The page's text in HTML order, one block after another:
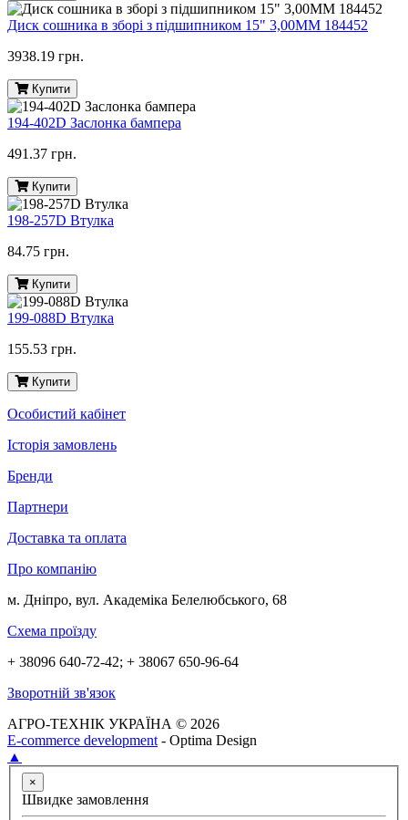
Диск сошника в зборі з підшипником 15" 3,00MM 184452
3938.19 грн.
Купити
194-402D Заслонка бампера
491.37 грн.
Купити
198-257D Втулка
84.75 грн.
Купити
199-088D Втулка
155.53 грн.
Купити
Особистий кабінет
Історія замовлень
Бренди
Партнери
Доставка та оплата
Про компанію
м. Дніпро, вул. Академіка Белелюбського, 68
Схема проїзду
+ 38096 640-72-42; + 38067 650-96-64
Зворотній зв'язок
АГРО-ТЕХНІК УКРАЇНА © 2026
E-commerce development - Optima Design
▲
×
Швидке замовлення